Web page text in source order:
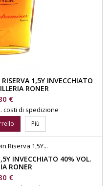
1,5Y INVECCHIATO
RONER
€
costi di spedizione
Più
INVECCHIATO 40% VOL.
RONER
€